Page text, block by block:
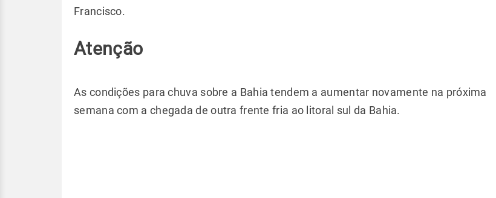
Francisco.
Atenção
As condições para chuva sobre a Bahia tendem a aumentar novamente na próxima
semana com a chegada de outra frente fria ao litoral sul da Bahia.